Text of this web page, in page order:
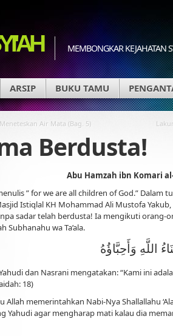
MEMBONGKAR KEJAHATAN
ARSIP BUKU TAMU
Air Mata (Bag. 5)
Berdusta!
Abu Hamzah ibn Komari
” for we are all children of God.” Dalam
Istiqlal KH Mohammad Ali Mustofa
sadar telah berdusta! Ia mengikuti orang-
Subhanahu wa Ta’ala.
اللَّهِ وَأَحِبَّاؤُهُ
dan Nasrani mengatakan: “Kami ini
18)
Allah memerintahkan Nabi-Nya Shallallahu
Yahudi agar mengharap mati kalau dia